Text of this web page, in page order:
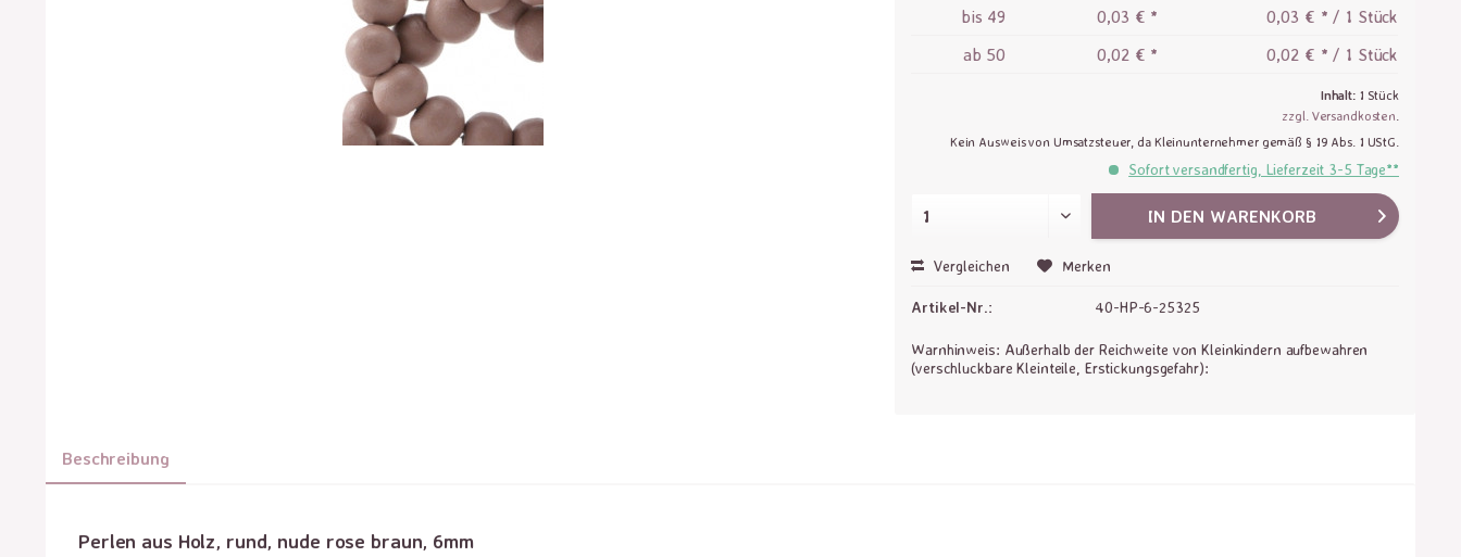
bis 49 0,03 € *
0,03 € * / 1 Stück
ab 50 0,02 € * 0,02 € * / 1 Stück
Inhalt: 1 Stück
zzgl. Versandkosten.
Kein Ausweis von Umsatzsteuer, da Kleinunternehmer gemäß § 19 Abs. 1 UStG.
Sofort versandfertig, Lieferzeit 3-5 Tage**
IN DEN WARENKORB
Vergleichen Merken
Artikel-Nr.: 40-HP-6-25325
Warnhinweis: Außerhalb der Reichweite von Kleinkindern aufbewahren
(verschluckbare Kleinteile, Erstickungsgefahr):
Beschreibung
Perlen aus Holz, rund, nude rose braun, 6mm